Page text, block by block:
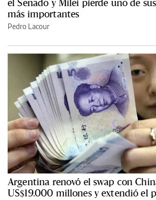
más importantes
Pedro Lacour
Argentina renovó el swap con
US$19.000 millones y extendió el